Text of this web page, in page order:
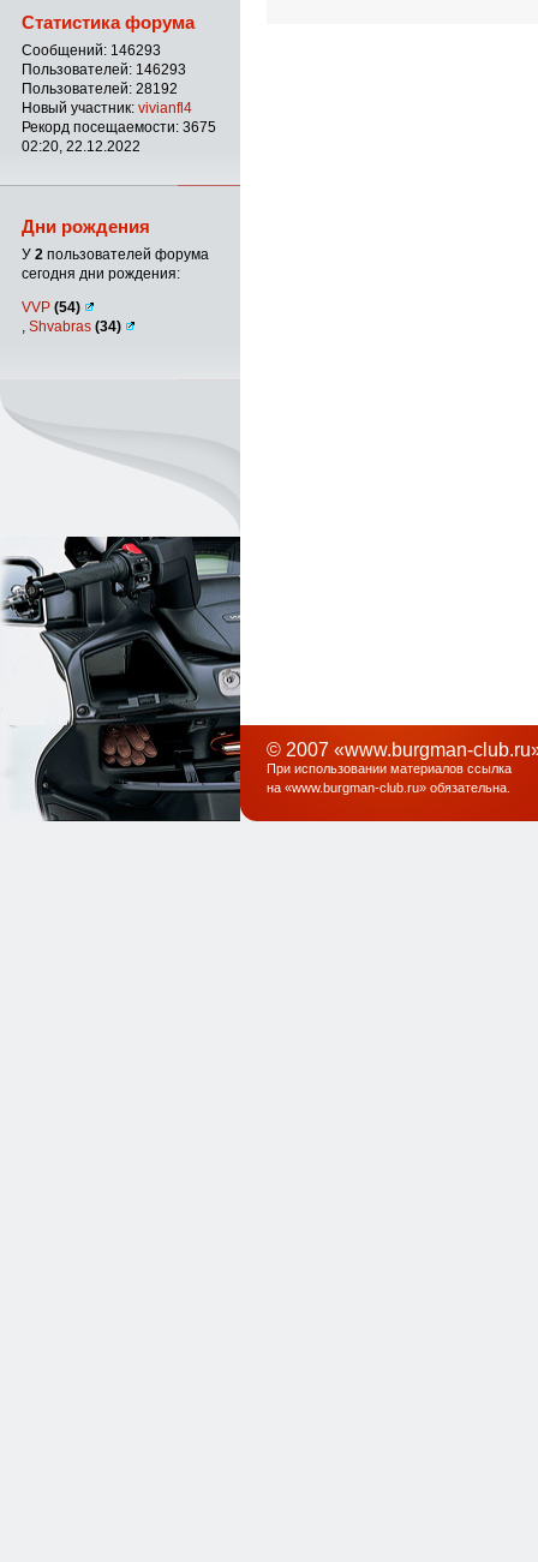
Статистика форума
Сообщений: 146293
Пользователей: 146293
Пользователей: 28192
Новый участник: vivianfl4
Рекорд посещаемости: 3675
02:20, 22.12.2022
Дни рождения
У 2 пользователей форума
сегодня дни рождения:
VVP (54)
Shvabras (34)
© 2007 «www.burgman-
При использовании материалов ссылка
на «www.burgman-club.ru» обязательна